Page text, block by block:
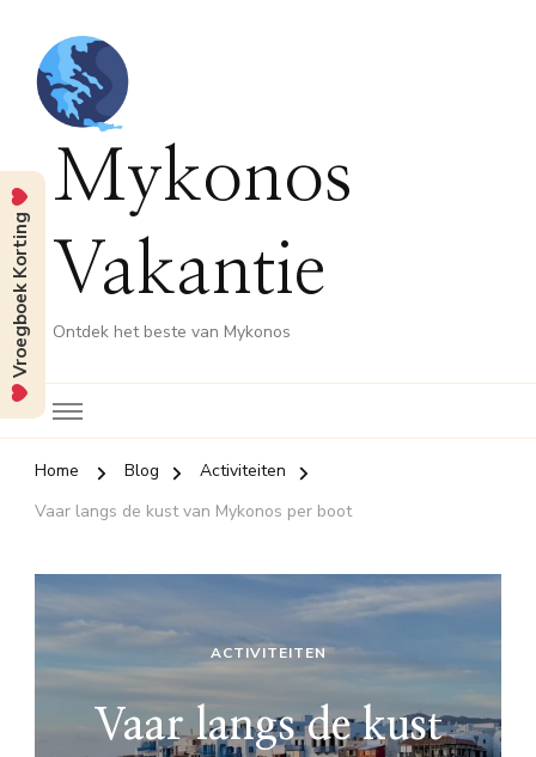
Mykonos
Vakantie
Ontdek het beste van Mykonos
Home Blog
Activiteiten
Vaar langs de kust van Mykonos per boot
ACTIVITEITEN
Vaar langs de kust
Vroegboek Korting